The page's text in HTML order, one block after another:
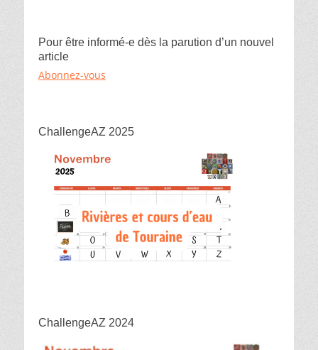
Pour être informé-e dès la parution d’un nouvel
article
Abonnez-vous
ChallengeAZ 2025
ChallengeAZ 2024